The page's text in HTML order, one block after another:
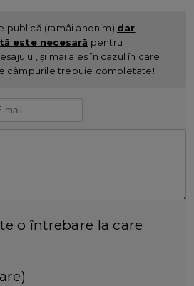
publică (ramâi anonim) dar
este necesară pentru
și mai ales în cazul în care
câmpurile trebuie completate!
o întrebare la care